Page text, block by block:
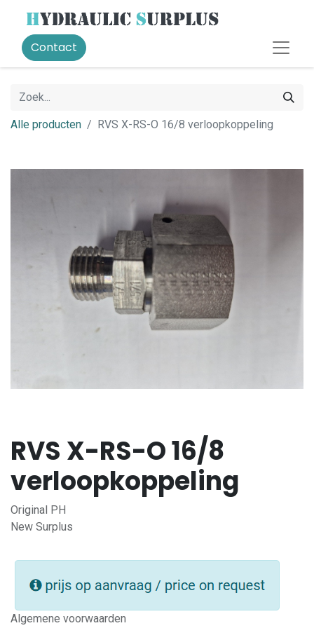
Contact
Alle producten RVS X-RS-O 16/8 verloopkoppeling
RVS X-RS-O 16/8
verloopkoppeling
Original PH
New Surplus
Algemene voorwaarden